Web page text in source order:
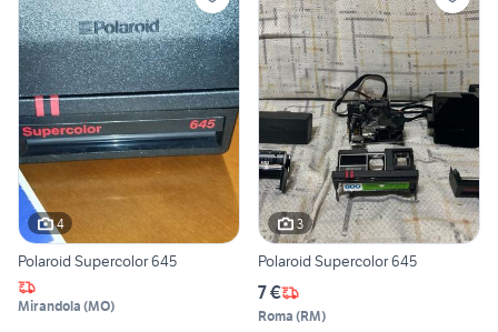
4
Polaroid Supercolor 645
Mirandola (MO)
3
Polaroid Supercolor 645
7 €
Roma (RM)